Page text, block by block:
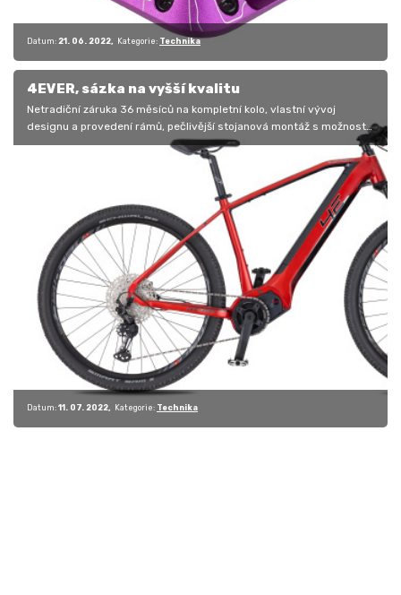
Datum: 21. 06. 2022 Kategorie: Technika
4EVER, sázka na vyšší kvalitu
Netradiční záruka 36 měsíců na kompletní kolo, vlastní vývoj
designu a provedení rámů, pečlivější stojanová montáž s možností
volby…
Datum: 11. 07. 2022 Kategorie: Technika